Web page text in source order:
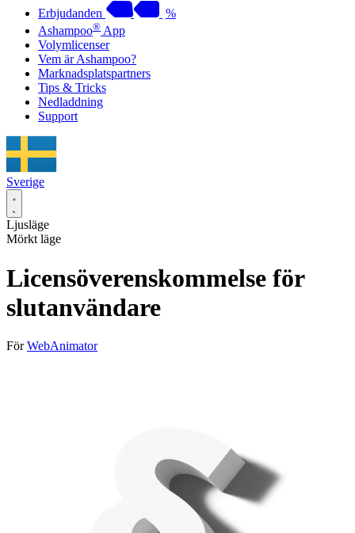
Erbjudanden
%
Ashampoo® App
Volymlicenser
Vem är Ashampoo?
Marknadsplatspartners
Tips & Tricks
Nedladdning
Support
Sverige
Ljusläge
Mörkt läge
Licensöverenskommelse för
slutanvändare
FörWebAnimator